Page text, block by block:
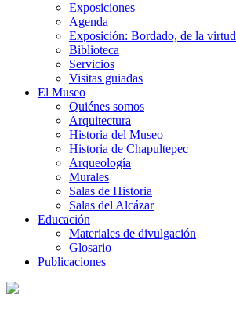
Exposiciones
Agenda
Exposición: Bordado, de la virtud
Biblioteca
Servicios
Visitas guiadas
El Museo
Quiénes somos
Arquitectura
Historia del Museo
Historia de Chapultepec
Arqueología
Murales
Salas de Historia
Salas del Alcázar
Educación
Materiales de divulgación
Glosario
Publicaciones